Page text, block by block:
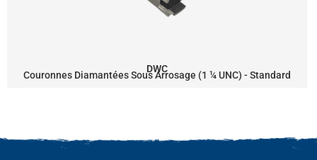
DWC
Couronnes Diamantées Sous Arrosage (1 ¼ UNC) - Standard